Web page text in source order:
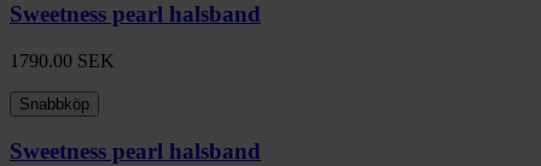
Sweetness pearl halsband
1790.00 SEK
Snabbköp
Sweetness pearl halsband